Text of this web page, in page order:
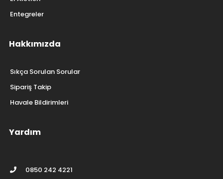
Entegreler
Hakkımızda
Sıkça Sorulan Sorular
Sipariş Takip
Havale Bildirimleri
Yardım
0850 242 4221